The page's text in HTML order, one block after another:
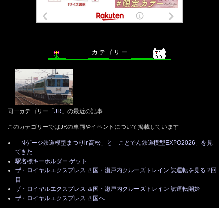
カ テ ゴ リ ー
同一カテゴリー「JR 」の最近の記事
このカテゴリーではJRの車両やイベントについて掲載しています
「Nゲージ鉄道模型まつりin高松」と「ことでん鉄道模型EXPO2026」を見
てきた
駅名標キーホルダー ゲット
ザ・ロイヤルエクスプレス 四国・瀬戸内クルーズトレイン 試運転を見る 2回
目
ザ・ロイヤルエクスプレス 四国・瀬戸内クルーズトレイン 試運転開始
ザ・ロイヤルエクスプレス 四国へ